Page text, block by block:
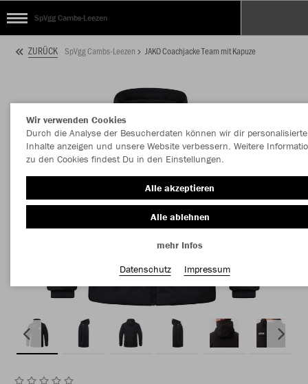
SpVgg Cambs-Leezen
ZURÜCK SpVgg Cambs-Leezen JAKO Coachjacke Team mit Kapuze
Wir verwenden Cookies
Durch die Analyse der Besucherdaten können wir dir personalisierte
Inhalte anzeigen und unsere Website verbessern. Weitere
zu den Cookies findest Du in den Einstellungen.
Alle akzeptieren
Alle ablehnen
mehr Infos
Datenschutz
Impressum